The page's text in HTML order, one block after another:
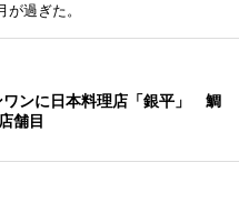
過ぎた。
ワンに日本料理店「銀平」 鯛
舗目